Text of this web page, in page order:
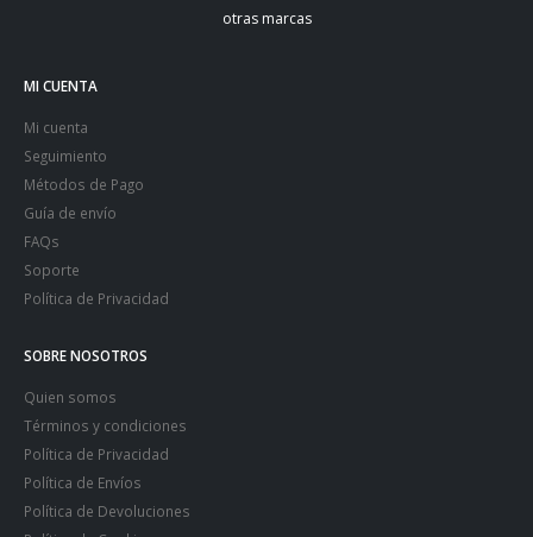
otras marcas
MI CUENTA
Mi cuenta
Seguimiento
Métodos de Pago
Guía de envío
FAQs
Soporte
Política de Privacidad
SOBRE NOSOTROS
Quien somos
Términos y condiciones
Política de Privacidad
Política de Envíos
Política de Devoluciones